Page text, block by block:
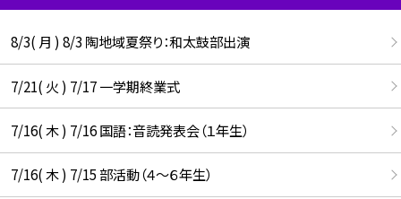
8/3( 月 ) 8/3 陶地域夏祭り：和太鼓部出演
7/21( 火 ) 7/17 一学期終業式
7/16( 木 ) 7/16 国語：音読発表会（１年生）
7/16( 木 ) 7/15 部活動（４～６年生）